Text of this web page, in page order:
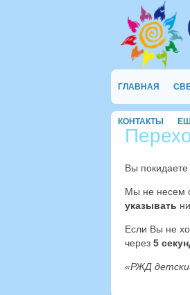
ГЛАВНАЯ
КОНТАКТЫ
Вы покидаете
Мы не несем
указывать
Если Вы не
через 4
«РЖД